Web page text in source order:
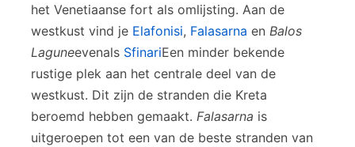
het Venetiaanse fort als omlijsting. Aan de
westkust vind je Elafonisi, Falasarna en Balos
Laguneevenals SfinariEen minder bekende
rustige plek aan het centrale deel van de
westkust. Dit zijn de stranden die Kreta
beroemd hebben gemaakt. Falasarna is
uitgeroepen tot een van de beste stranden van